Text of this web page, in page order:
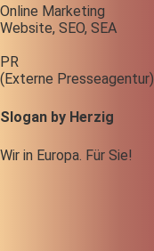
Online Marketing
Website, SEO, SEA
PR
(Externe Presseagentur)
Slogan by Herzig
Wir in Europa. Für Sie!